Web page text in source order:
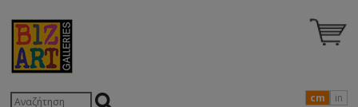
cm in